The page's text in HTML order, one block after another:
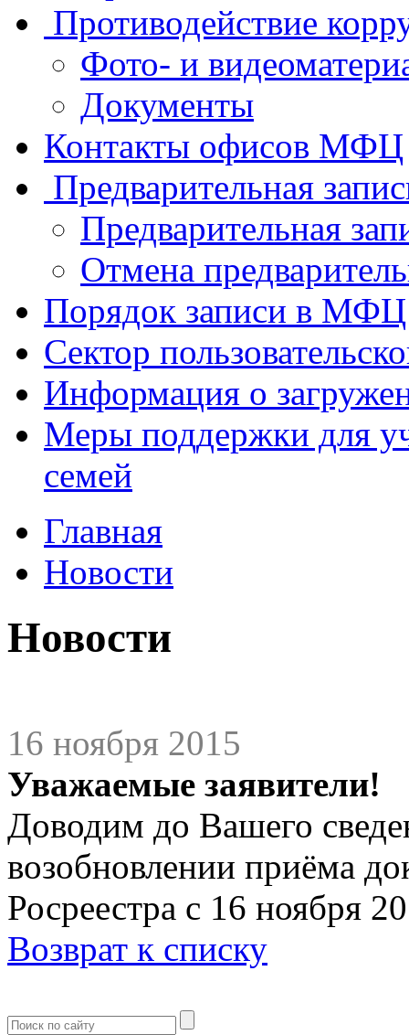
Противодействие
Фото- и
Документы
Контакты офисов МФЦ
Предварительная
Предварительная
Отмена
Порядок записи в МФЦ
Сектор
Информация о
Меры поддержки для
семей
Главная
Новости
Новости
16 ноября 2015
Уважаемые заявители!
Доводим до Вашего
возобновлении приёма
Росреестра с 16 ноября
Возврат к списку